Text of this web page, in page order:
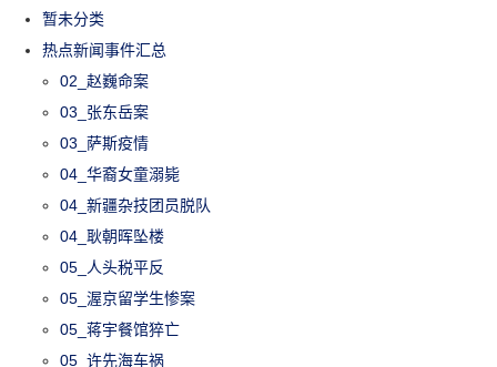
暂未分类
热点新闻事件汇总
02_赵巍命案
03_张东岳案
03_萨斯疫情
04_华裔女童溺毙
04_新疆杂技团员脱队
04_耿朝晖坠楼
05_人头税平反
05_渥京留学生惨案
05_蒋宇餐馆猝亡
05_许先海车祸